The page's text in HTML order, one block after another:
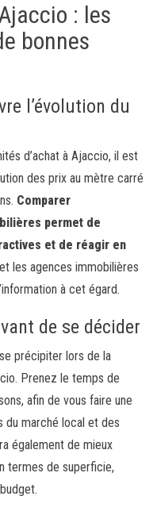
: les
bonnes
l’évolution du
d’achat à Ajaccio, il est
des prix au mètre carré
Comparer
permet de
et de réagir en
les agences immobilières
à cet égard.
de se décider
précipiter lors de la
Prenez le temps de
afin de vous faire une
du marché local et des
également de mieux
termes de superficie,